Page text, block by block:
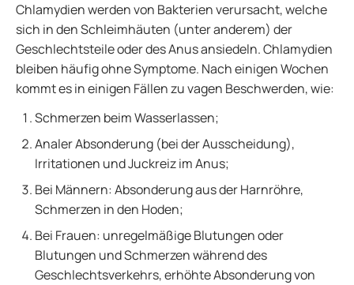
Chlamydien werden von Bakterien verursacht, welche
sich in den Schleimhäuten (unter anderem) der
Geschlechtsteile oder des Anus ansiedeln. Chlamydien
bleiben häufig ohne Symptome. Nach einigen Wochen
kommt es in einigen Fällen zu vagen Beschwerden, wie:
Schmerzen beim Wasserlassen;
Analer Absonderung (bei der Ausscheidung),
Irritationen und Juckreiz im Anus;
Bei Männern: Absonderung aus der Harnröhre,
Schmerzen in den Hoden;
Bei Frauen: unregelmäßige Blutungen oder
Blutungen und Schmerzen während des
Geschlechtsverkehrs, erhöhte Absonderung von